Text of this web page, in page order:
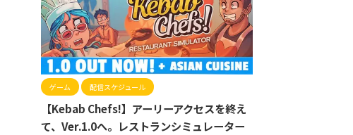
ゲーム 配信スケジュール
【Kebab Chefs!】アーリーアクセスを終え
て、Ver.1.0へ。レストランシミュレーター